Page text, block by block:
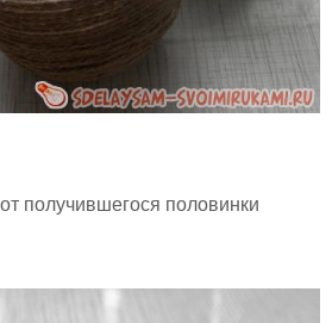
получившегося половинки